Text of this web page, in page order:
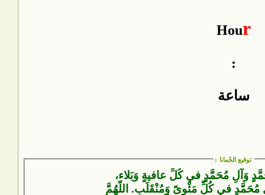
Hour
:
ساعة
توقيع الجُمانا :
وَآلِ مُحَمَّدٍ في كُلِّ عافيةٍ وَبَلاء،
مُحَمَّدٍ في كُلِّ مَثْوىً وَمُنْقَلَبٍ. اللّهُمَّ